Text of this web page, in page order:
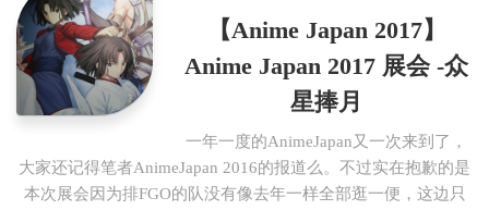
【Anime Japan 2017】
Anime Japan 2017 展会 -众
星捧月
一年一度的AnimeJapan又一次来到了，
大家还记得笔者AnimeJapan 2016的报道么。不过实在抱歉的是
本次展会因为排FGO的队没有像去年一样全部逛一便，这边只